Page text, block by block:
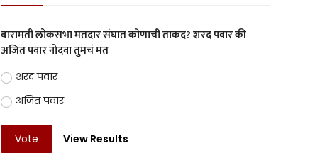
बारामती लोकसभा मतदार संघात कोणाची ताकद? शरद पवार की
अजित पवार नोंदवा तुमचं मत
शरद पवार
अजित पवार
Vote View Results